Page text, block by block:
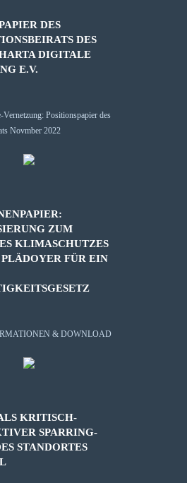
DES
DES
DIGITALE
E.V.
ZUM
KLIMASCHUTZES
FÜR EIN
& DOWNLOAD
KRITISCH-
SPARRING-
STANDORTES